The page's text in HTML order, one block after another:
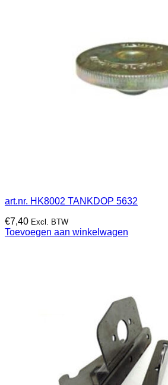
art.nr. HK8002 TANKDOP 5632
€7,40 Excl. BTW
Toevoegen aan winkelwagen